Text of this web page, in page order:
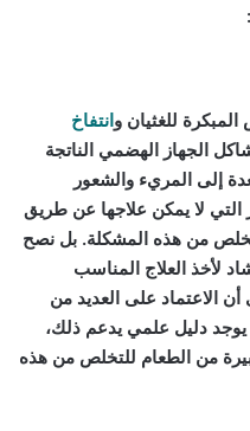
للغثيان وانتفاخ
الجهاز الهضمي الناتجة
إلى المريء والشعور
لا يمكن علاجها عن طريق
من هذه المشكلة. بل نصح
لأخذ العلاج المناسب
الاعتماد على العديد من
يوجد دليل علمي يدعم ذلك،
من الطعام للتخلص من هذه